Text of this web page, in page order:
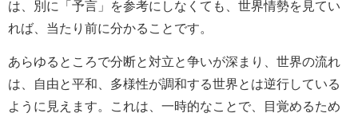
は、別に「予言」を参考にしなくても、世界情勢を見てい
れば、当たり前に分かることです。
あらゆるところで分断と対立と争いが深まり、世界の流れ
は、自由と平和、多様性が調和する世界とは逆行している
ように見えます。これは、一時的なことで、目覚めるため